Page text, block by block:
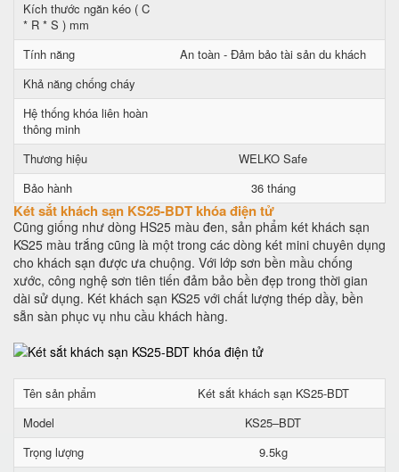
Kích thước ngăn kéo ( C
* R * S ) mm
Tính năng
An toàn - Đảm bảo tài sản du khách
Khả năng chống cháy
Hệ thống khóa liên hoàn
thông minh
Thương hiệu
WELKO Safe
Bảo hành
36 tháng
Két sắt khách sạn KS25-BDT khóa điện tử
Cũng giống như dòng HS25 màu đen, sản phẩm két khách sạn
KS25 màu trắng cũng là một trong các dòng két mini chuyên dụng
cho khách sạn được ưa chuộng. Với lớp sơn bền mầu chống
xước, công nghệ sơn tiên tiến đảm bảo bền đẹp trong thời gian
dài sử dụng. Két khách sạn KS25 với chất lượng thép dầy, bền
sẵn sàn phục vụ nhu cầu khách hàng.
Tên sản phẩm
Két sắt khách sạn KS25-BDT
Model
KS25–BDT
Trọng lượng
9.5kg